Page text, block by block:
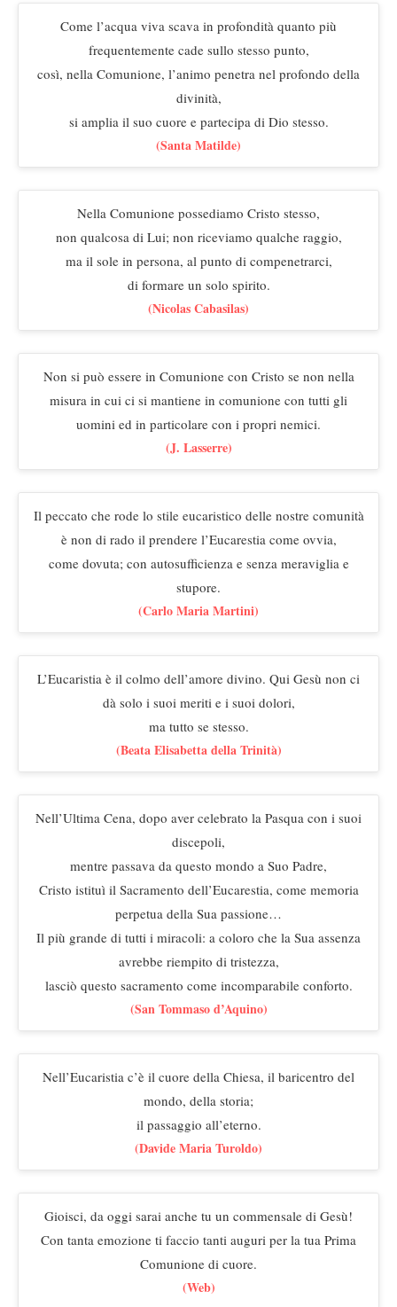
Come l’acqua viva scava in profondità quanto più
frequentemente cade sullo stesso punto,
così, nella Comunione, l’animo penetra nel profondo della
divinità,
si amplia il suo cuore e partecipa di Dio stesso.
(Santa Matilde)
Nella Comunione possediamo Cristo stesso,
non qualcosa di Lui; non riceviamo qualche raggio,
ma il sole in persona, al punto di compenetrarci,
di formare un solo spirito.
(Nicolas Cabasilas)
Non si può essere in Comunione con Cristo se non nella
misura in cui ci si mantiene in comunione con tutti gli
uomini ed in particolare con i propri nemici.
(J. Lasserre)
Il peccato che rode lo stile eucaristico delle nostre comunità
è non di rado il prendere l’Eucarestia come ovvia,
come dovuta; con autosufficienza e senza meraviglia e
stupore.
(Carlo Maria Martini)
L’Eucaristia è il colmo dell’amore divino. Qui Gesù non ci
dà solo i suoi meriti e i suoi dolori,
ma tutto se stesso.
(Beata Elisabetta della Trinità)
Nell’Ultima Cena, dopo aver celebrato la Pasqua con i suoi
discepoli,
mentre passava da questo mondo a Suo Padre,
Cristo istituì il Sacramento dell’Eucarestia, come memoria
perpetua della Sua passione…
Il più grande di tutti i miracoli: a coloro che la Sua assenza
avrebbe riempito di tristezza,
lasciò questo sacramento come incomparabile conforto.
(San Tommaso d’Aquino)
Nell’Eucaristia c’è il cuore della Chiesa, il baricentro del
mondo, della storia;
il passaggio all’eterno.
(Davide Maria Turoldo)
Gioisci, da oggi sarai anche tu un commensale di Gesù!
Con tanta emozione ti faccio tanti auguri per la tua Prima
Comunione di cuore.
(Web)